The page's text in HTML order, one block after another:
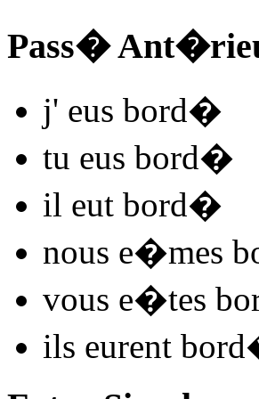
Pass�
j' eus bord�
tu eus bord�
il eut bord�
nous e�mes
vous e�tes
ils eurent bord